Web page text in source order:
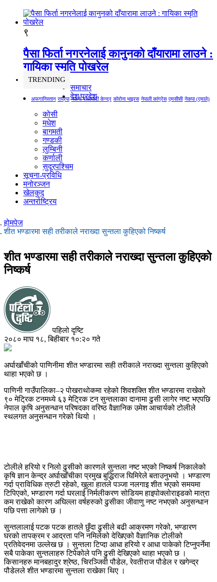
९
पैसा फिर्ता नगरनेलाई कानुनको दाँयारामा लाउने :
गायिका स्‍मृति पोखरेल
TRENDING
अफगानिस्तान राप्रपा नेकपा माओवादी केन्द्र कोरोना भाइरस नेपाली कांग्रेस एमसीसी नेकपा (एमाले)
समाचार
देश/प्रदेश
कोसी
मधेश
बागमती
गण्डकी
लुम्बिनी
कर्णाली
सुदूरपश्चिम
सूचना-प्रविधि
मनोरञ्जन
खेलकुद
अन्तर्राष्ट्रिय
होमपेज
शीत भण्डारमा सही तरीकाले नराख्दा सुन्तला कुहिएको निष्कर्ष
शीत भण्डारमा सही तरीकाले नराख्दा सुन्तला कुहिएको
निष्कर्ष
पहिलो दृष्टि
२०८० माघ १८, बिहीबार १०:२० गते
अर्घाखाँचीको पाणिनीमा शीत भण्डारमा सही तरीकाले नराख्दा सुन्तला कुहिएको
थाहा भएको छ ।
पाणिनी गाउँपालिका–२ पोखराथोकमा रहेको शिवशक्ति शीत भण्डारमा राखेको
९० मेट्रिक टनमध्ये ६३ मेट्रिक टन सुन्तलाका दानामा ढुसी लागेर नष्ट भएपछि
नेपाल कृषि अनुसन्धान परिषदका वरिष्ठ वैज्ञानिक उमेश आचार्यको टोलीले
स्थलगत अनुसन्धान गरेको थियो ।
टोलीले हरियो र निलो ढुसीको कारणले सुन्तला नष्ट भएको निष्कर्ष निकालेको
कृषि ज्ञान केन्द्र अर्घाखाँचीका प्रमुख बुद्धिराज घिमिरेले बताउनुभयो । भण्डारण
गर्दा प्राविधिक त्रुटी रहेको, खुला हातले पञ्जा नलगाइ शीत भएको समयमा
टिपिएको, भण्डारण गर्दा घरलाई निर्मलीकरण सोडियम हाइपोक्लोराइडको मात्रा
कम राखेको कारण अघिल्ला वर्षहरुको ढुसीका जीवाणु नष्ट नभएको अनुसन्धान
पछि पत्ता लागेको छ ।
सुन्तलालाई पटक पटक हातले छुँदा ढुसीले बढी आक्रमण गरेको, भण्डारण
घरको तापक्रम र आद्रता पनि नमिलेको देखिएको वैज्ञानिक टोलीको
प्रतिवेदनमा उल्लेख छ । सुन्तला टिप्दा आधा हरियो र आधा पाकेको टिप्नुपर्नेमा
सबै पाकेका सुन्तलाहरु टिपेकोले पनि ढुसी देखिएको थाहा भएको छ ।
किसानहरु मानबहादुर श्रेष्ठ, चिरञ्जिवी पौडेल, रेवतीराज पौडेल र खगेन्द्र
पौडेलले शीत भण्डारमा सुन्तला राखेका थिए ।